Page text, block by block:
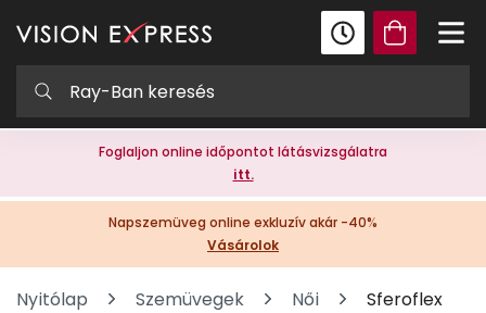
Foglaljon online időpontot látásvizsgálatra
itt.
Napszemüveg online exkluzív akár -40%
Vásárolok
Nyitólap Szemüvegek Női Sferoflex